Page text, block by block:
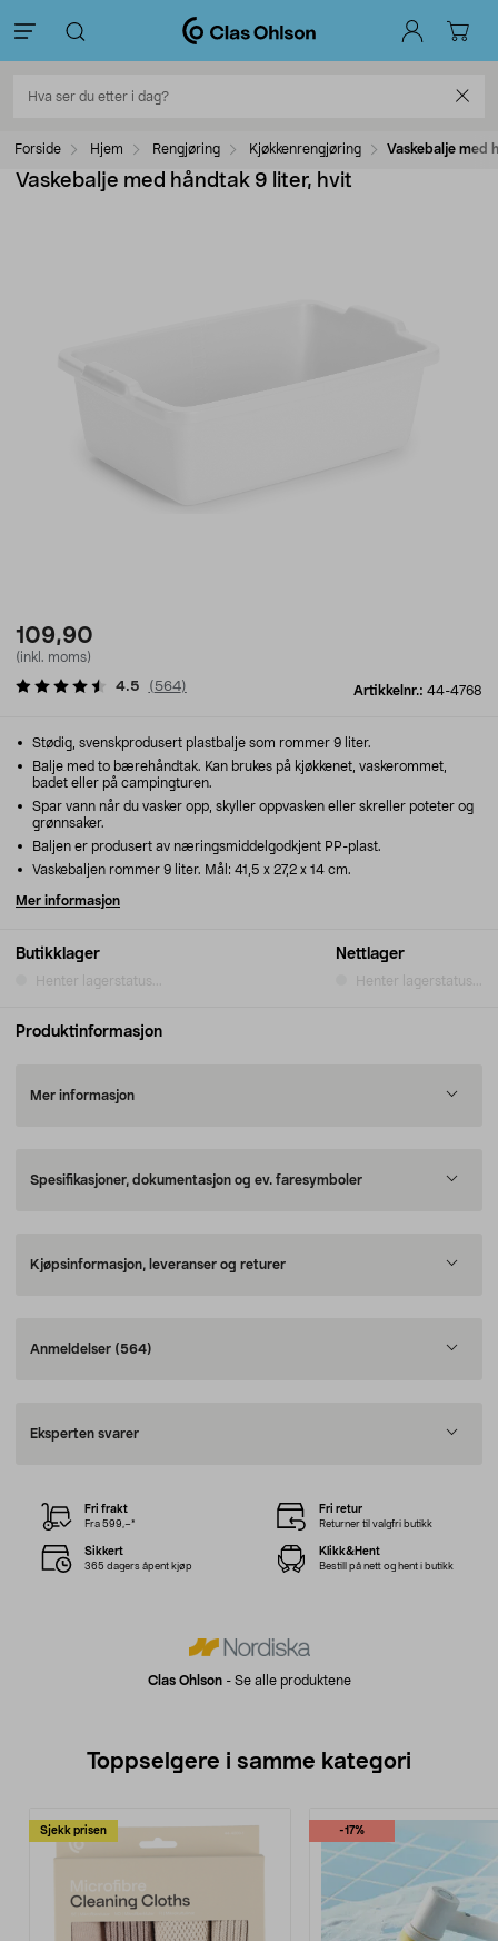
Forside Hjem Rengjøring Kjøkkenrengjøring Vaskebalje med
Vaskebalje med håndtak 9 liter, hvit
109,90
(inkl. moms)
Artikkelnr.: 44-4768
4.5 ( 564)
Butikklager
Henter lagerstatus...
Nettlager
Henter lagerstatus...
Stødig, svenskprodusert plastbalje som rommer 9 liter.
Balje med to bærehåndtak. Kan brukes på kjøkkenet, vaskerommet,
badet eller på campingturen.
Spar vann når du vasker opp, skyller oppvasken eller skreller poteter og
grønnsaker.
Baljen er produsert av næringsmiddelgodkjent PP-plast.
Vaskebaljen rommer 9 liter. Mål: 41,5 x 27,2 x 14 cm.
Mer informasjon
Produktinformasjon
Mer informasjon
Spesifikasjoner, dokumentasjon og ev. faresymboler
Kjøpsinformasjon, leveranser og returer
Anmeldelser (564)
Eksperten svarer
Clas Ohlson- Se alle produktene
Fri frakt
Fra 599,–*
Fri retur
Returner til valgfri butikk
Sikkert
365 dagers åpent kjøp
Klikk&Hent
Bestill på nett og hent i butikk
Toppselgere i samme kategori
Sjekk prisen -17%